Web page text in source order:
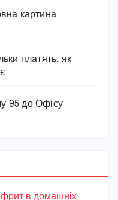
картина
платять, як
95 до Офісу
в домашніх